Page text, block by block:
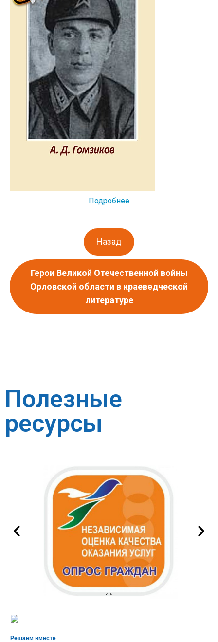
Подробнее
Назад
Герои Великой Отечественной войны
Орловской области в краеведческой
литературе
Полезные
ресурсы
2 / 6
Решаем вместе